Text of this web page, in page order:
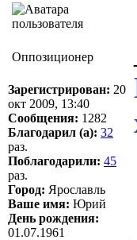
Оппозиционер
Зарегистрирован: 20
окт 2009, 13:40
Сообщения: 1282
Благодарил (а): 32
раз.
Поблагодарили: 45
раз.
Город: Ярославль
Ваше имя: Юрий
День рождения:
01.07.1961